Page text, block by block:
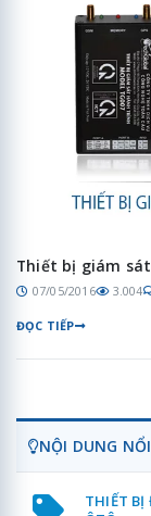
Thiết bị giám
07/05/2016 3.004
ĐỌC TIẾP
NỘI DUNG
THIẾT BỊ